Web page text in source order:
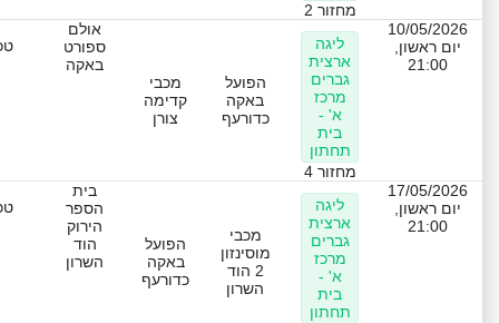
מחזור 2
10/05/2026
יום ראשון,
21:00
ליגה
ארצית
גברים
מרכז
א' -
בית
תחתון
מחזור 4
הפועל
באקה
כדורעף
מכבי
קדימה
צורן
אולם
ספורט
באקה
17/05/2026
יום ראשון,
21:00
ליגה
ארצית
גברים
מרכז
א' -
בית
תחתון
מכבי
מוסינזון
2 הוד
השרון
הפועל
באקה
כדורעף
בית
הספר
הירוק
הוד
השרון